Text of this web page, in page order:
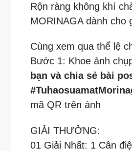
Rộn ràng không khí
MORINAGA dành cho
Cùng xem qua thể lệ
Bước 1: Khoe ảnh
bạn và chia sẻ bài
mã QR trên ảnh
GIẢI THƯỞNG:
01 Giải Nhất: 1 Cân